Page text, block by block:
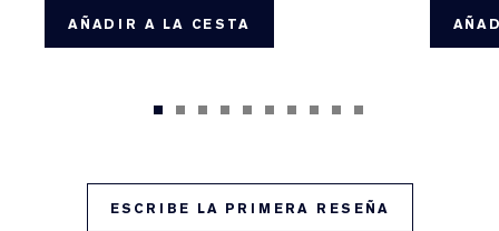
AÑADIR A LA CESTA
ESCRIBE LA PRIMERA RESEÑA